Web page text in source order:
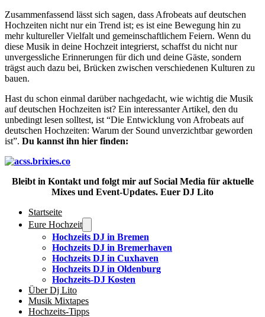
Zusammenfassend lässt sich sagen, dass Afrobeats auf deutschen
Hochzeiten nicht nur ein Trend ist; es ist eine Bewegung hin zu
mehr kultureller Vielfalt und gemeinschaftlichem Feiern. Wenn du
diese Musik in deine Hochzeit integrierst, schaffst du nicht nur
unvergessliche Erinnerungen für dich und deine Gäste, sondern
trägst auch dazu bei, Brücken zwischen verschiedenen Kulturen zu
bauen.
Hast du schon einmal darüber nachgedacht, wie wichtig die Musik
auf deutschen Hochzeiten ist? Ein interessanter Artikel, den du
unbedingt lesen solltest, ist “Die Entwicklung von Afrobeats auf
deutschen Hochzeiten: Warum der Sound unverzichtbar geworden
ist”. Du kannst ihn hier finden:
Bleibt in Kontakt und folgt mir auf Social Media für aktuelle
Mixes und Event-Updates. Euer DJ Lito
Startseite
Eure Hochzeit
Hochzeits DJ in Bremen
Hochzeits DJ in Bremerhaven
Hochzeits DJ in Cuxhaven
Hochzeits DJ in Oldenburg
Hochzeits-DJ Kosten
Über Dj Lito
Musik Mixtapes
Hochzeits-Tipps